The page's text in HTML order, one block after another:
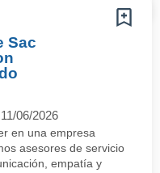
Sac
11/06/2026
en una empresa
asesores de servicio
empatía y